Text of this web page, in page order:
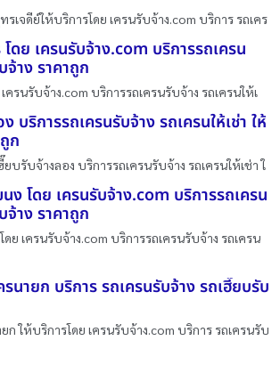
รเจดีย์ให้บริการโดย เครนรับจ้าง.com บริการ รถเคร
โดย เครนรับจ้าง.com บริการรถเครน
จ้าง ราคาถูก
ครนรับจ้าง.com บริการรถเครนรับจ้าง รถเครนให้เ
บริการรถเครนรับจ้าง รถเครนให้เช่า ให้
ก
ยบรับจ้างลอง บริการรถเครนรับจ้าง รถเครนให้เช่า ใ
นง โดย เครนรับจ้าง.com บริการรถเครน
จ้าง ราคาถูก
ดย เครนรับจ้าง.com บริการรถเครนรับจ้าง รถเครน
นายก บริการ รถเครนรับจ้าง รถเฮี๊ยบรับ
ก ให้บริการโดย เครนรับจ้าง.com บริการ รถเครนรับ